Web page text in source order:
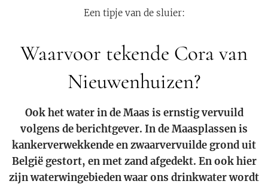
Een tipje van de sluier:
Waarvoor tekende Cora van
Nieuwenhuizen?
Ook het water in de Maas is ernstig vervuild
volgens de berichtgever. In de Maasplassen is
kankerverwekkende en zwaarvervuilde grond uit
België gestort, en met zand afgedekt. En ook hier
zijn waterwingebieden waar ons drinkwater wordt